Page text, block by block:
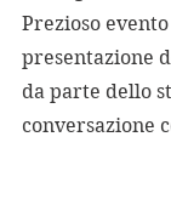
Prezioso
presentazione
da parte dello
conversazione